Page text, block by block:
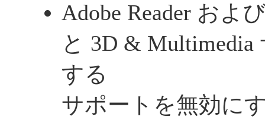
Adobe Reader およ
と 3D &
する
サポートを無効に